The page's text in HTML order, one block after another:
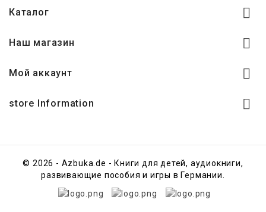
Каталог 
Наш магазин 
Мой аккаунт 
store Information 
© 2026 - Azbuka.de - Книги для детей, аудиокниги,
развивающие пособия и игры в Германии.